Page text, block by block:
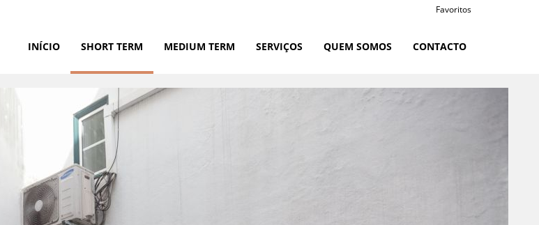
Favoritos
INÍCIO SHORT TERM MEDIUM TERM SERVIÇOS QUEM SOMOS CONTACTO